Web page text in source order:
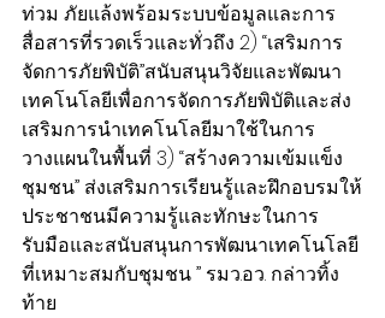
ท่วม ภัยแล้งพร้อมระบบข้อมูลและการ
สื่อสารที่รวดเร็วและทั่วถึง 2) “เสริมการ
จัดการภัยพิบัติ”สนับสนุนวิจัยและพัฒนา
เทคโนโลยีเพื่อการจัดการภัยพิบัติและส่ง
เสริมการนำเทคโนโลยีมาใช้ในการ
วางแผนในพื้นที่ 3) “สร้างความเข้มแข็ง
ชุมชน” ส่งเสริมการเรียนรู้และฝึกอบรมให้
ประชาชนมีความรู้และทักษะในการ
รับมือและสนับสนุนการพัฒนาเทคโนโลยี
ที่เหมาะสมกับชุมชน ” รมว.อว. กล่าวทิ้ง
ท้าย